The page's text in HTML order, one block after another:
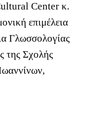
Center κ.
επιμέλεια
Γλωσσολογίας
της Σχολής